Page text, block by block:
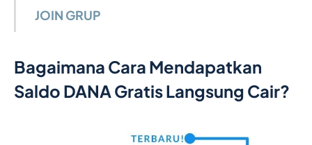
JOIN GRUP
Bagaimana Cara Mendapatkan
Saldo DANA Gratis Langsung Cair?